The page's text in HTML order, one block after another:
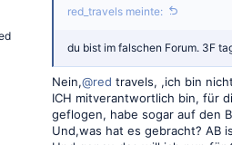
red_travels meinte:
du bist im falschen Forum. 3F
Nein,@red travels, ,ich bin
ICH mitverantwortlich bin, für
geflogen, habe sogar auf den
Und,was hat es gebracht? AB